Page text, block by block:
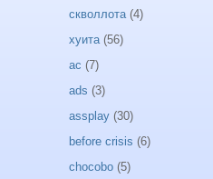
скволлота (4)
хуита (56)
ac (7)
ads (3)
assplay (30)
before crisis (6)
chocobo (5)